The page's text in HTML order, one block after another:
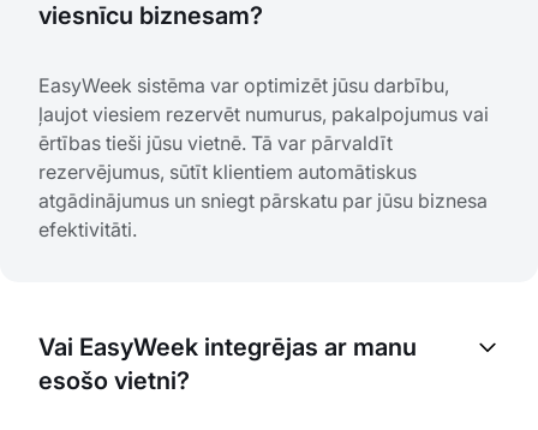
viesnīcu biznesam?
EasyWeek sistēma var optimizēt jūsu darbību,
ļaujot viesiem rezervēt numurus, pakalpojumus vai
ērtības tieši jūsu vietnē. Tā var pārvaldīt
rezervējumus, sūtīt klientiem automātiskus
atgādinājumus un sniegt pārskatu par jūsu biznesa
efektivitāti.
Vai EasyWeek integrējas ar manu
esošo vietni?